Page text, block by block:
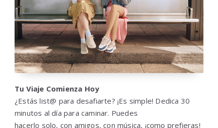
Tu Viaje Comienza Hoy
¿Estás list@ para desafiarte? ¡Es simple! Dedica 30
minutos al día para caminar. Puedes
hacerlo solo, con amigos, con música, ¡como prefieras!